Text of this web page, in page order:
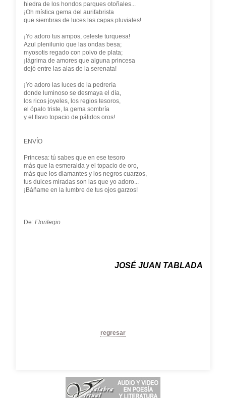
hiedra de los hondos parques otoñales...
¡Oh mística gema del aurifabrista
que siembras de luces las capas pluviales!
¡Yo adoro tus ampos, celeste turquesa!
Azul plenilunio que las ondas besa;
myosotis regado con polvo de plata;
¡lágrima de amores que alguna princesa
dejó entre las alas de la serenata!
¡Yo adoro las luces de la pedrería
donde luminoso se desmaya el día,
los ricos joyeles, los regios tesoros,
el ópalo triste, la gema sombría
y el flavo topacio de pálidos oros!
ENVÍO
Princesa: tú sabes que en ese tesoro
más que la esmeralda y el topacio de oro,
más que los diamantes y los negros cuarzos,
tus dulces miradas son las que yo adoro...
¡Báñame en la lumbre de tus ojos garzos!
De: Florilegio
JOSÉ JUAN TABLADA
regresar